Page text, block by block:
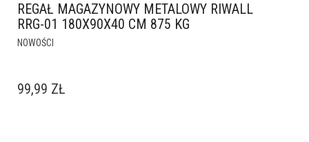
REGAŁ MAGAZYNOWY METALOWY RIWALL
RRG-01 180X90X40 CM 875 KG
NOWOŚCI
99,99 ZŁ